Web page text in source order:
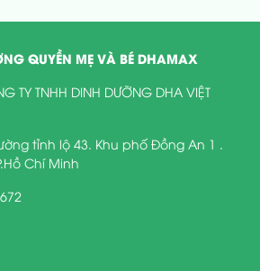
QUYỀN MẸ VÀ BÉ DHAMAX
TY TNHH DINH DƯỠNG DHA VIỆT
tỉnh lộ 43. Khu phố Đồng An 1 .
Chí Minh